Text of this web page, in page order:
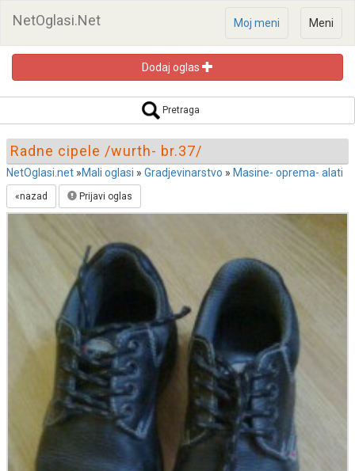
NetOglasi.Net Meni
Moj meni
Dodaj oglas
Pretraga
Pretraga oglasa
Radne cipele /wurth- br.37/
NetOglasi.net »Mali oglasi » Gradjevinarstvo » Masine- oprema- alati
«nazad Prijavi oglas